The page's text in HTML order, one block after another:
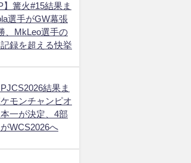
】篝火#15結果ま
選手がGW幕張
、MkLeo選手の
録を超える快挙
結果ま
モンチャンピオ
一が決定、4部
WCS2026へ